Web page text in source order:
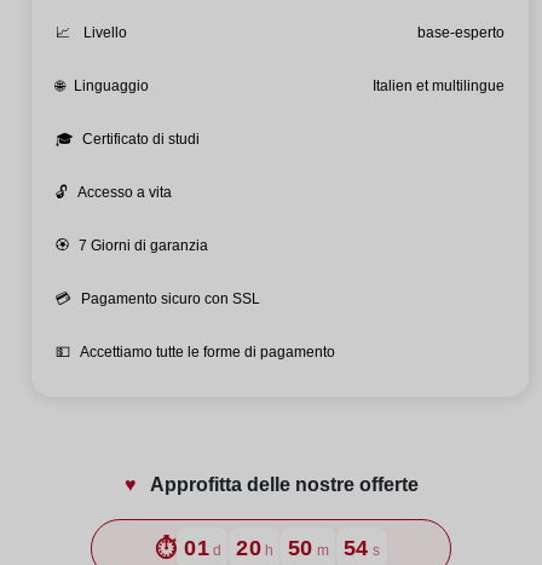
📈 Livello base-esperto
🌐 Linguaggio Italien et multilingue
🎓 Certificato di studi
🔓 Accesso a vita
🏵️ 7 Giorni di garanzia
💳 Pagamento sicuro con SSL
💵 Accettiamo tutte le forme di pagamento
♥️ Approfitta delle nostre offerte
⏱️ 01 d 20 h 50 m 53 s